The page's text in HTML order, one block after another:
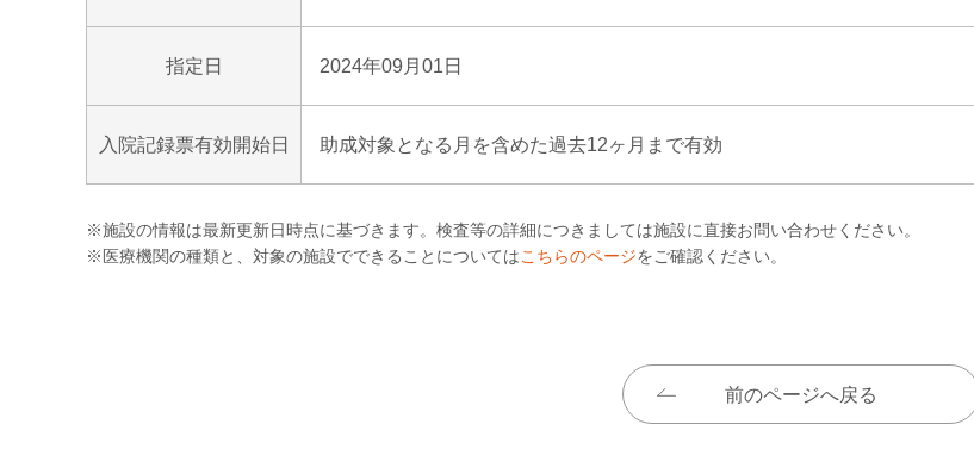
指定日 2024年09月01日
入院記録票有効開始日 助成対象となる月を含めた過去12ヶ月まで有効
※施設の情報は最新更新日時点に基づきます。検査等の詳細につきましては施設に直接お問い合わせください。
※医療機関の種類と、対象の施設でできることについてはこちらのページをご確認ください。
前のページへ戻る